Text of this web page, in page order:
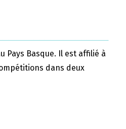
Pays Basque. Il est affilié à
dans deux